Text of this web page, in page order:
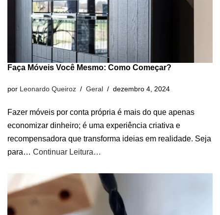
Faça Móveis Você Mesmo: Como Começar?
por Leonardo Queiroz Geral dezembro 4, 2024
Fazer móveis por conta própria é mais do que apenas
economizar dinheiro; é uma experiência criativa e
recompensadora que transforma ideias em realidade. Seja
para… Continuar Leitura…